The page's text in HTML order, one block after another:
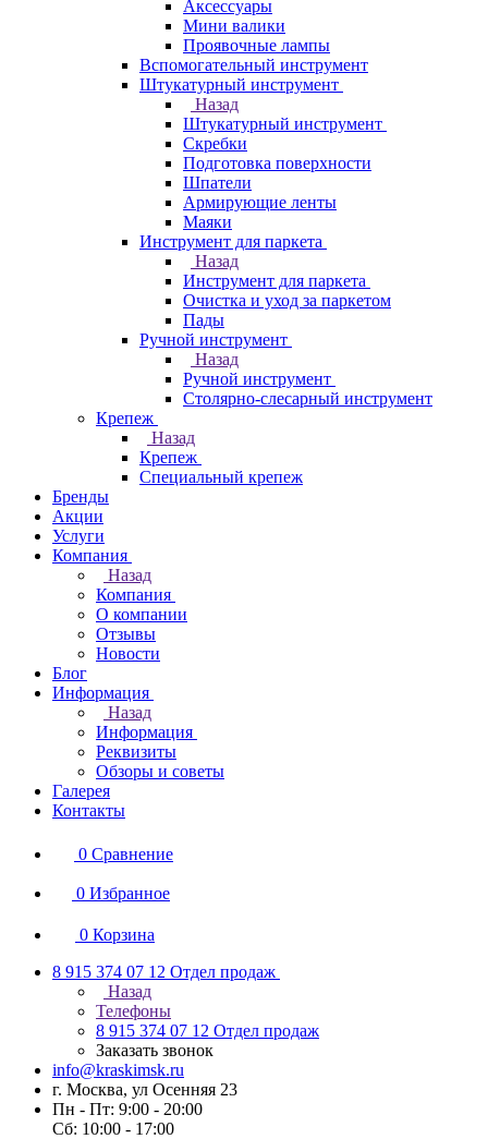
Аксессуары
Мини валики
Проявочные лампы
Вспомогательный инструмент
Штукатурный инструмент
Назад
Штукатурный инструмент
Скребки
Подготовка поверхности
Шпатели
Армирующие ленты
Маяки
Инструмент для паркета
Назад
Инструмент для паркета
Очистка и уход за паркетом
Пады
Ручной инструмент
Назад
Ручной инструмент
Столярно-слесарный инструмент
Крепеж
Назад
Крепеж
Специальный крепеж
Бренды
Акции
Услуги
Компания
Назад
Компания
О компании
Отзывы
Новости
Блог
Информация
Назад
Информация
Реквизиты
Обзоры и советы
Галерея
Контакты
0 Сравнение
0 Избранное
0 Корзина
8 915 374 07 12 Отдел продаж
Назад
Телефоны
8 915 374 07 12 Отдел продаж
Заказать звонок
info@kraskimsk.ru
г. Москва, ул Осенняя 23
Пн - Пт: 9:00 - 20:00
Сб: 10:00 - 17:00